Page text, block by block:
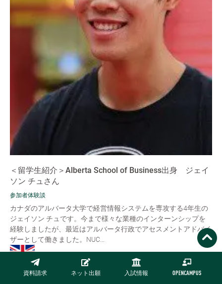
資料請求 ネット出願 入試情報 OPENCAMPUS
＜留学生紹介＞Alberta School of Business出身 ジェイ
ソン チュさん
参加者体験談
カナダのアルバータ大学で経営情報システムを専攻する4年生の
ジェイソン チュです。今まで様々な業種のインターンシップを
経験しましたが、最近はアルバータ行政でアセスメントアドバイ
ザーとして働きました。NUC...
READ MORE